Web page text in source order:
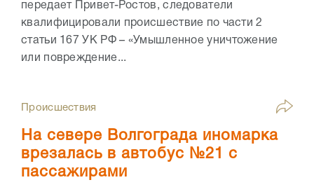
передает Привет-Ростов, следователи
квалифицировали происшествие по части 2
статьи 167 УК РФ – «Умышленное уничтожение
или повреждение...
Происшествия
На севере Волгограда иномарка
врезалась в автобус №21 с
пассажирами